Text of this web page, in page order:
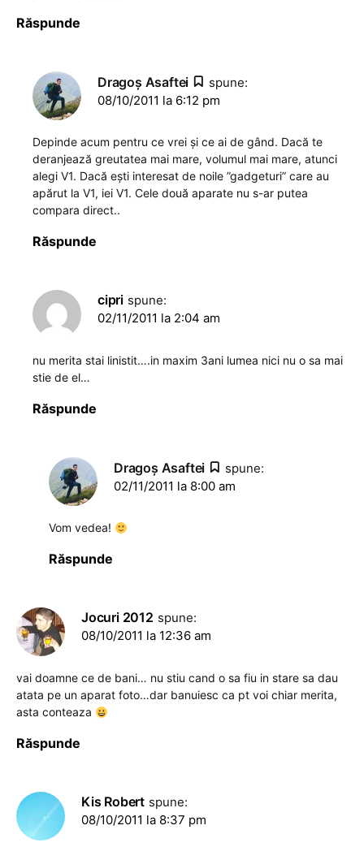
Răspunde
Dragoş Asaftei
spune:
08/10/2011 la 6:12 pm
Depinde acum pentru ce vrei și ce ai de gând. Dacă te
deranjează greutatea mai mare, volumul mai mare, atunci
alegi V1. Dacă ești interesat de noile ”gadgeturi” care au
apărut la V1, iei V1. Cele două aparate nu s-ar putea
compara direct..
Răspunde
cipri spune:
02/11/2011 la 2:04 am
nu merita stai linistit….in maxim 3ani lumea nici nu o sa mai
stie de el…
Răspunde
Dragoş Asaftei
spune:
02/11/2011 la 8:00 am
Vom vedea!
Răspunde
Jocuri 2012 spune:
08/10/2011 la 12:36 am
vai doamne ce de bani… nu stiu cand o sa fiu in stare sa dau
atata pe un aparat foto…dar banuiesc ca pt voi chiar merita,
asta conteaza
Răspunde
Kis Robert spune:
08/10/2011 la 8:37 pm